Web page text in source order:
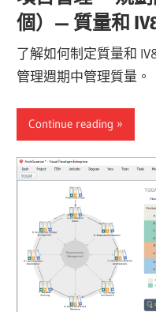
個）— 質量和
了解如何制定質量和
管理週期中管理質量。
Continue reading